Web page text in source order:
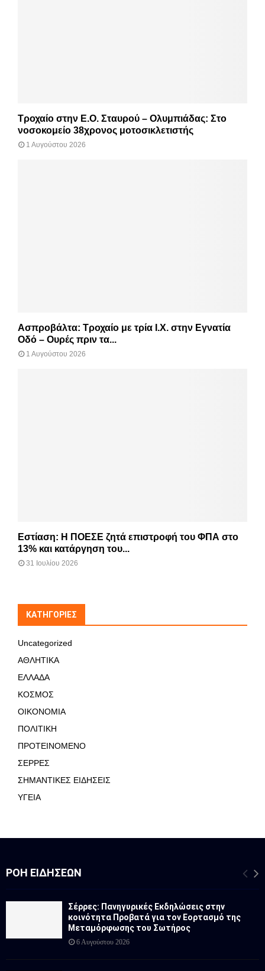
Τροχαίο στην Ε.Ο. Σταυρού – Ολυμπιάδας: Στο
νοσοκομείο 38χρονος μοτοσικλετιστής
1 Αυγούστου 2026
Ασπροβάλτα: Τροχαίο με τρία Ι.Χ. στην Εγνατία
Οδό – Ουρές πριν τα...
1 Αυγούστου 2026
Εστίαση: Η ΠΟΕΣΕ ζητά επιστροφή του ΦΠΑ στο
13% και κατάργηση του...
31 Ιουλίου 2026
KΑΤΗΓΟΡΊΕΣ
Uncategorized
ΑΘΛΗΤΙΚΑ
ΕΛΛΑΔΑ
ΚΟΣΜΟΣ
ΟΙΚΟΝΟΜΙΑ
ΠΟΛΙΤΙΚΗ
ΠΡΟΤΕΙΝΟΜΕΝΟ
ΣΕΡΡΕΣ
ΣΗΜΑΝΤΙΚΕΣ ΕΙΔΗΣΕΙΣ
ΥΓΕΙΑ
ΡΟΉ ΕΙΔΉΣΕΩΝ
Σέρρες: Πανηγυρικές Εκδηλώσεις στην
κοινότητα Προβατά για τον Εορτασμό της
Μεταμόρφωσης του Σωτήρος
6 Αυγούστου 2026